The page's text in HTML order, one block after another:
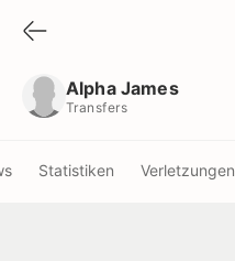
Alpha James
Transfers
Statistiken Verletzungen